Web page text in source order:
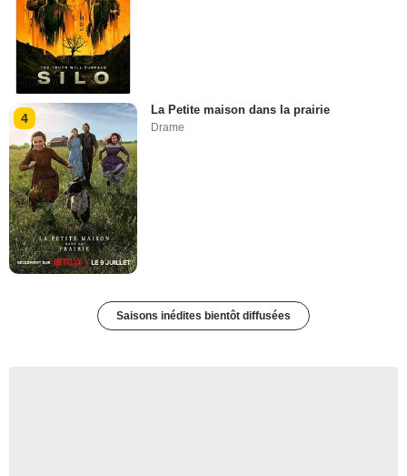
4
La Petite maison dans la prairie
Drame
Saisons inédites bientôt diffusées